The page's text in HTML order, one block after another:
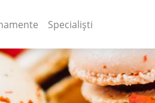
Specialiști